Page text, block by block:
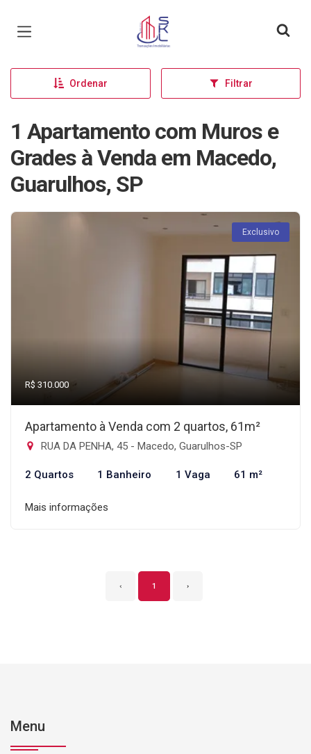
Página inicial
Ordenar Filtrar
1 Apartamento com Muros e
Grades à Venda em Macedo,
Guarulhos, SP
Exclusivo
R$ 310.000
Apartamento à Venda com 2 quartos, 61m²
RUA DA PENHA, 45 - Macedo, Guarulhos-SP
2 Quartos 1 Banheiro 1 Vaga 61 m²
Mais informações
‹ 1 ›
Menu